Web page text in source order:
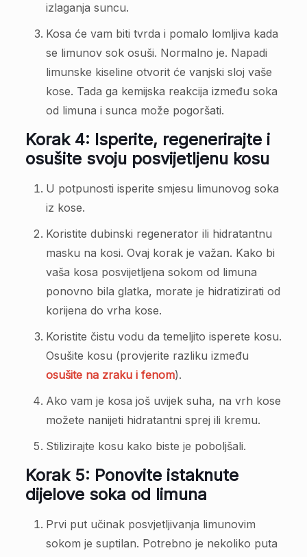
izlaganja suncu.
Kosa će vam biti tvrda i pomalo lomljiva kada
se limunov sok osuši. Normalno je. Napadi
limunske kiseline otvorit će vanjski sloj vaše
kose. Tada ga kemijska reakcija između soka
od limuna i sunca može pogoršati.
Korak 4: Isperite, regenerirajte i
osušite svoju posvijetljenu kosu
U potpunosti isperite smjesu limunovog soka
iz kose.
Koristite dubinski regenerator ili hidratantnu
masku na kosi. Ovaj korak je važan. Kako bi
vaša kosa posvijetljena sokom od limuna
ponovno bila glatka, morate je hidratizirati od
korijena do vrha kose.
Koristite čistu vodu da temeljito isperete kosu.
Osušite kosu (provjerite razliku između
osušite na zraku i fenom).
Ako vam je kosa još uvijek suha, na vrh kose
možete nanijeti hidratantni sprej ili kremu.
Stilizirajte kosu kako biste je poboljšali.
Korak 5: Ponovite istaknute
dijelove soka od limuna
Prvi put učinak posvjetljivanja limunovim
sokom je suptilan. Potrebno je nekoliko puta